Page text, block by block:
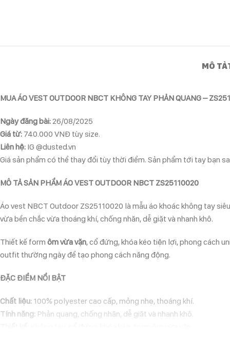
MÔ TẢ
MUA ÁO VEST OUTDOOR NBCT KHÔNG TAY PHẢN QUANG –
Ngày đăng bài: 26/08/2025
Giá từ: 740.000 VNĐ tùy size.
Liên hệ: IG @dusted.vn
Giá sản phẩm có thể thay đổi tùy thời điểm. Sản phẩm tới tay bạn
MÔ TẢ SẢN PHẨM ÁO VEST OUTDOOR NBCT ZS25110020
Áo vest NBCT Outdoor ZS25110020 là mẫu áo khoác không tay
vừa bền chắc vừa thoáng khí, chống nhăn, dễ giặt và nhanh khô.
Thiết kế form ôm vừa vặn, cổ đứng, khóa kéo tiện lợi, phong cách
outfit thường ngày để tạo phong cách năng động.
ĐẶC ĐIỂM NỔI BẬT
Chất liệu: 100% polyester cao cấp, mỏng nhẹ, thoáng khí.
Tính năng: Phản quang, chống nhăn, dễ giặt và nhanh khô.